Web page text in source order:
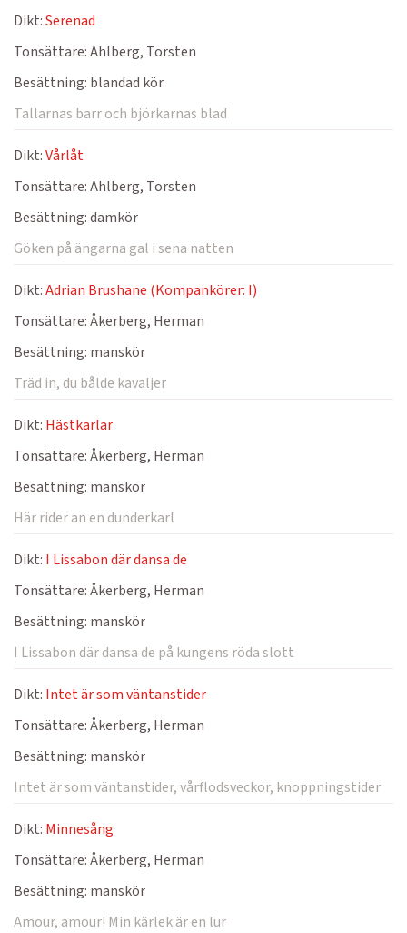
Dikt:Serenad
Tonsättare:Ahlberg, Torsten
Besättning: blandad kör
Tallarnas barr och björkarnas blad
Dikt:Vårlåt
Tonsättare:Ahlberg, Torsten
Besättning:damkör
Göken på ängarna gal i sena natten
Dikt:Adrian Brushane (Kompankörer: I)
Tonsättare:Åkerberg, Herman
Besättning: manskör
Träd in, du bålde kavaljer
Dikt: Hästkarlar
Tonsättare:Åkerberg, Herman
Besättning: manskör
Här rider an en dunderkarl
Dikt: I Lissabon där dansa de
Tonsättare:Åkerberg, Herman
Besättning: manskör
I Lissabon där dansa de på kungens röda slott
Dikt: Intet är som väntanstider
Tonsättare:Åkerberg, Herman
Besättning: manskör
Intet är som väntanstider, vårflodsveckor, knoppningstider
Dikt: Minnesång
Tonsättare:Åkerberg, Herman
Besättning: manskör
Amour, amour! Min kärlek är en lur